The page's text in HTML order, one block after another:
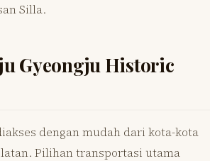
Silla.
Gyeongju Historic
dengan mudah dari kota-kota
Pilihan transportasi utama